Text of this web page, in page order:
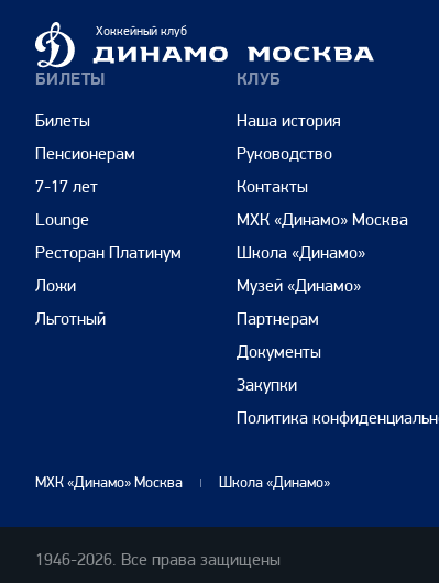
Динамо
Москва
Хоккейный клуб
БИЛЕТЫ
Билеты
Пенсионерам
7-17 лет
Lounge
Ресторан Платинум
Ложи
Льготный
КЛУБ
Наша история
Руководство
Контакты
МХК «Динамо» Москва
Школа «Динамо»
Музей «Динамо»
Партнерам
Документы
Закупки
Политика
МХК «Динамо» Москва Школа «Динамо»
1946-2026. Все права защищены